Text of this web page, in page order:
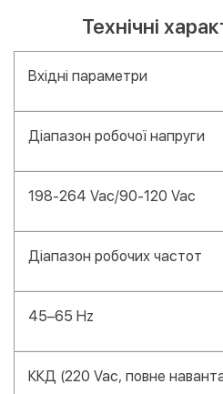
Технічні
Вхідні параметри
Діапазон робочої напруги
198-264 Vac/90-120 Vac
Діапазон робочих частот
45–65 Hz
ККД (220 Vac, повне